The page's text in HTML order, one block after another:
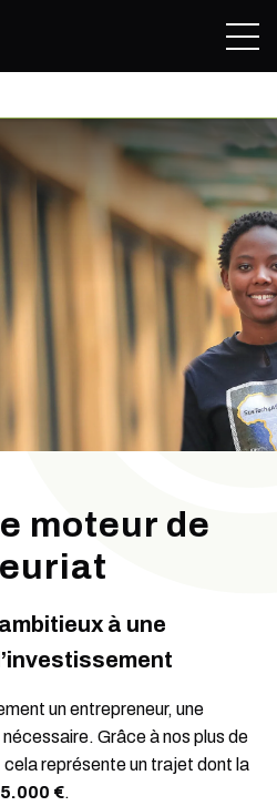
moteur de
à une
un entrepreneur, une
Grâce à nos plus de
représente un trajet dont la
€.